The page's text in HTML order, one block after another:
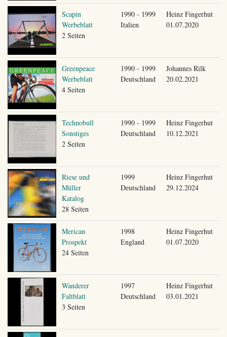
Scapin
Werbeblatt
2 Seiten
1990 - 1999
Italien
Heinz Fingerhut
01.07.2020
Greenpeace
Werbeblatt
4 Seiten
1990 - 1999
Deutschland
Johannes Rilk
20.02.2021
Technobull
Sonstiges
2 Seiten
1990 - 1999
Deutschland
Heinz Fingerhut
10.12.2021
Riese und
Müller
Katalog
28 Seiten
1999
Deutschland
Heinz Fingerhut
29.12.2024
Merican
Prospekt
24 Seiten
1998
England
Heinz Fingerhut
01.07.2020
Wanderer
Faltblatt
3 Seiten
1997
Deutschland
Heinz Fingerhut
03.01.2021